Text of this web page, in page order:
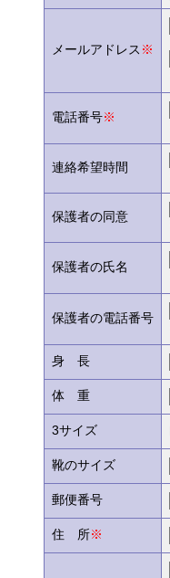
メールアドレス ※
電話番号※
連絡希望時間
保護者の同意
保護者の氏名
保護者の電話番号
身 長
体 重
3サイズ
靴のサイズ
郵便番号
住 所※